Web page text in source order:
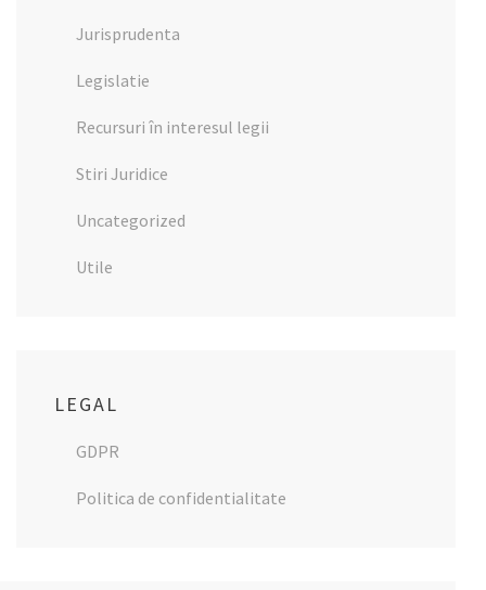
Jurisprudenta
Legislatie
Recursuri în interesul legii
Stiri Juridice
Uncategorized
Utile
LEGAL
GDPR
Politica de confidentialitate